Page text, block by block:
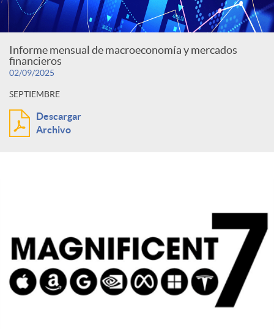
Informe mensual de macroeconomía y mercados
financieros
02/09/2025
SEPTIEMBRE
Descargar
Archivo